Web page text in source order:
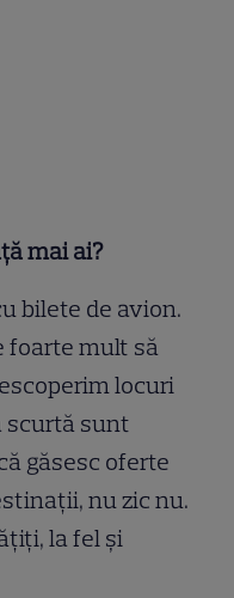
mai ai?
bilete de avion.
foarte mult să
locuri
scurtă sunt
găsesc oferte
nu zic nu.
la fel și